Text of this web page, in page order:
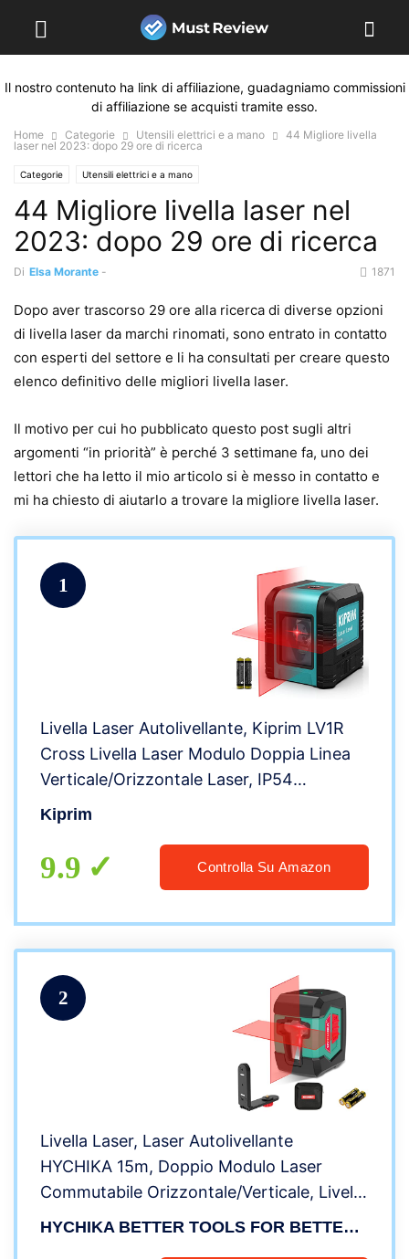
Il nostro contenuto ha link di affiliazione, guadagniamo commissioni
di affiliazione se acquisti tramite esso.
Home Categorie Utensili elettrici e a mano
44 Migliore livella
laser nel 2023: dopo 29 ore di ricerca
Categorie Utensili elettrici e a mano
44 Migliore livella laser nel
2023: dopo 29 ore di ricerca
Di Elsa Morante - 1871
Dopo aver trascorso 29 ore alla ricerca di diverse opzioni
di livella laser da marchi rinomati, sono entrato in contatto
con esperti del settore e li ha consultati per creare questo
elenco definitivo delle migliori livella laser.
Il motivo per cui ho pubblicato questo post sugli altri
argomenti “in priorità” è perché 3 settimane fa, uno dei
lettori che ha letto il mio articolo si è messo in contatto e
mi ha chiesto di aiutarlo a trovare la migliore livella laser.
1
Livella Laser Autolivellante, Kiprim LV1R
Cross Livella Laser Modulo Doppia Linea
Verticale/Orizzontale Laser, IP54
Antipolvere, Impermeabile, Anti-Goccia da
Kiprim
9.9 Controlla Su Amazon
2
Livella Laser, Laser Autolivellante
HYCHIKA 15m, Doppio Modulo Laser
Commutabile Orizzontale/Verticale, Livello
Laser Con Supporto, Borsa e 2 batterieHYCHIKA BETTER TOOLS FOR BETTER LIFE